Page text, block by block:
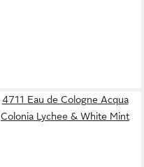
4711 Eau de Cologne Acqua
Colonia Lychee & White Mint